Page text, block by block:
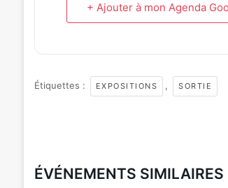
+ Ajouter à mon Agenda
Étiquettes : EXPOSITIONS , SORTIE
ÉVÉNEMENTS SIMILAIRES